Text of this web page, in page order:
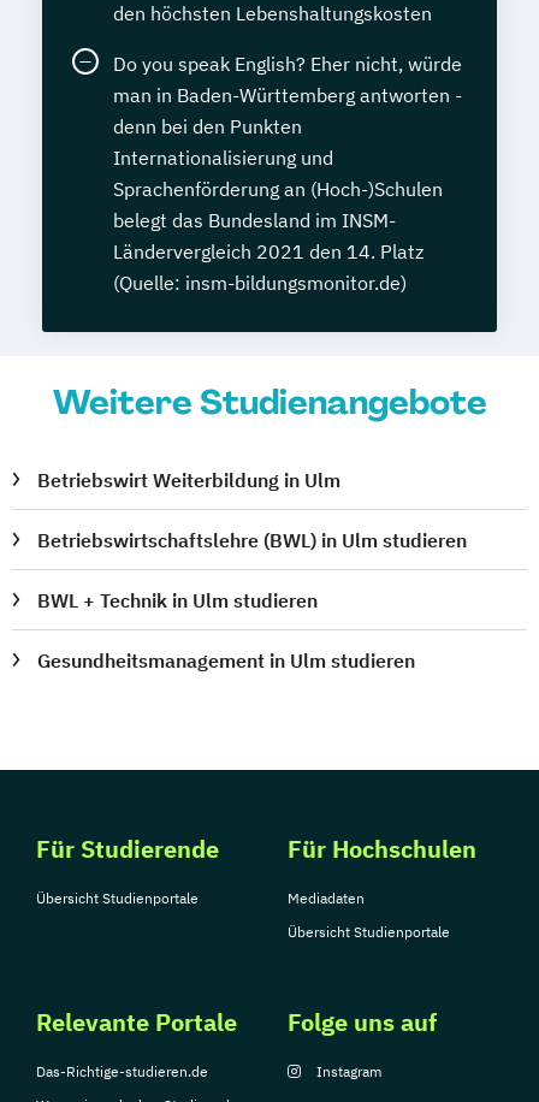
den höchsten Lebenshaltungskosten
Do you speak English? Eher nicht, würde
man in Baden-Württemberg antworten -
denn bei den Punkten
Internationalisierung und
Sprachenförderung an (Hoch-)Schulen
belegt das Bundesland im INSM-
Ländervergleich 2021 den 14. Platz
(Quelle: insm-bildungsmonitor.de)
Weitere Studienangebote
Betriebswirt Weiterbildung in Ulm
Betriebswirtschaftslehre (BWL) in Ulm studieren
BWL + Technik in Ulm studieren
Gesundheitsmanagement in Ulm studieren
Für Studierende
Übersicht Studienportale
Für Hochschulen
Mediadaten
Übersicht Studienportale
Relevante Portale
Das-Richtige-studieren.de
Folge uns auf
Instagram